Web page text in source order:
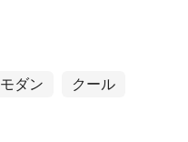
モダン クール